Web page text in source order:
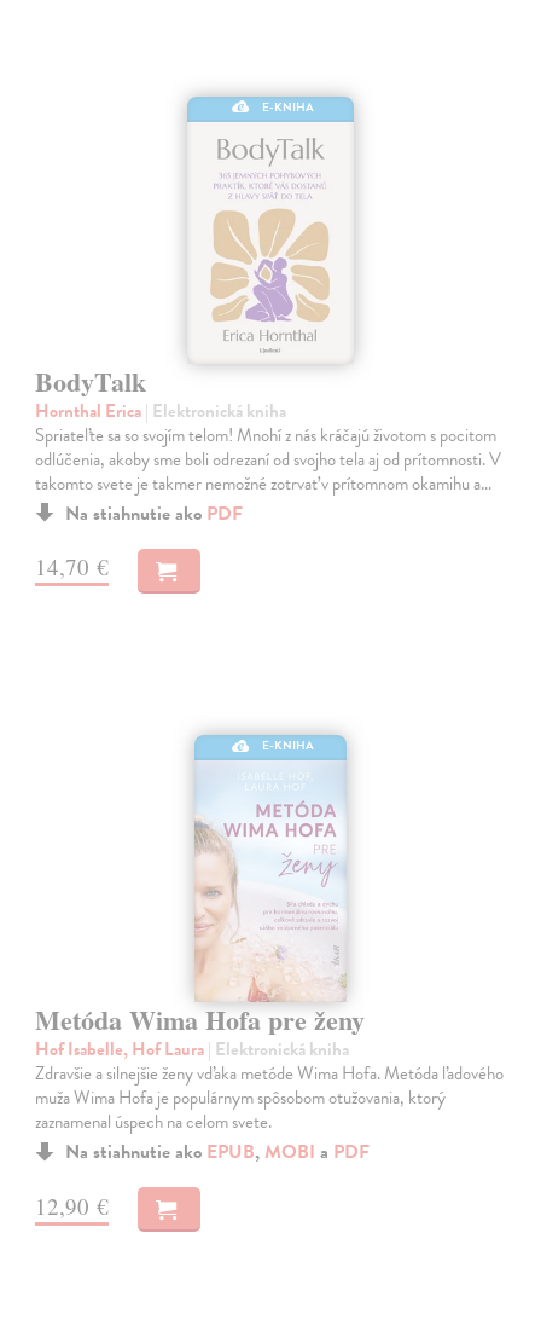
E-KNIHA
BodyTalk
Hornthal Erica| Elektronická kniha
Spriateľte sa so svojím telom! Mnohí z nás kráčajú životom s pocitom
odlúčenia, akoby sme boli odrezaní od svojho tela aj od prítomnosti. V
takomto svete je takmer nemožné zotrvať v prítomnom okamihu a…
Na stiahnutie ako PDF
14,70 €
E-KNIHA
Metóda Wima Hofa pre ženy
Hof Isabelle, Hof Laura| Elektronická kniha
Zdravšie a silnejšie ženy vďaka metóde Wima Hofa. Metóda ľadového
muža Wima Hofa je populárnym spôsobom otužovania, ktorý
zaznamenal úspech na celom svete.
Na stiahnutie ako EPUB, MOBI a PDF
12,90 €